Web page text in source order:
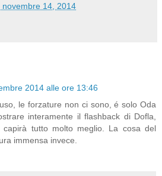
14, 2014
2014 alle ore 13:46
le forzature non ci sono, é solo Oda
interamente il flashback di Dofla,
tutto molto meglio. La cosa del
immensa invece.